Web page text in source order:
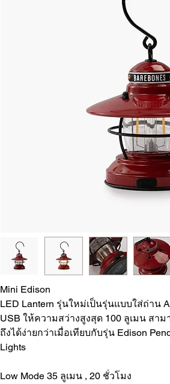
Mini Edison
LED Lantern รุ่นใหม่เป็นรุ่นแบบใส่ถ่าน
USB ให้ความสว่างสูงสุด 100 ลูเมน สา
ถึงได้ง่ายกว่าเมื่อเทียบกับรุ่น Edison
Lights
Low Mode 35 ลูเมน , 20 ชั่วโมง